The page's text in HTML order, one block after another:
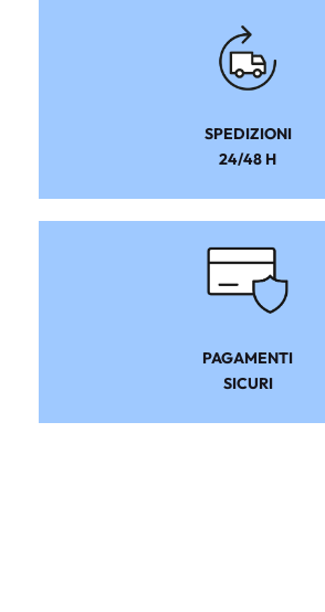
SPEDIZIONI
24/48 H
PAGAMENTI
SICURI